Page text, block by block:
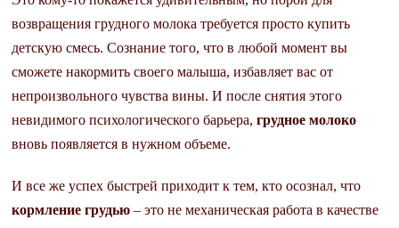
возвращения грудного молока требуется просто купить
детскую смесь. Сознание того, что в любой момент вы
сможете накормить своего малыша, избавляет вас от
непроизвольного чувства вины. И после снятия этого
невидимого психологического барьера,грудное молоко
вновь появляется в нужном объеме.
И все же успех быстрей приходит к тем, кто осознал, что
кормление грудью – это не механическая работа в качестве